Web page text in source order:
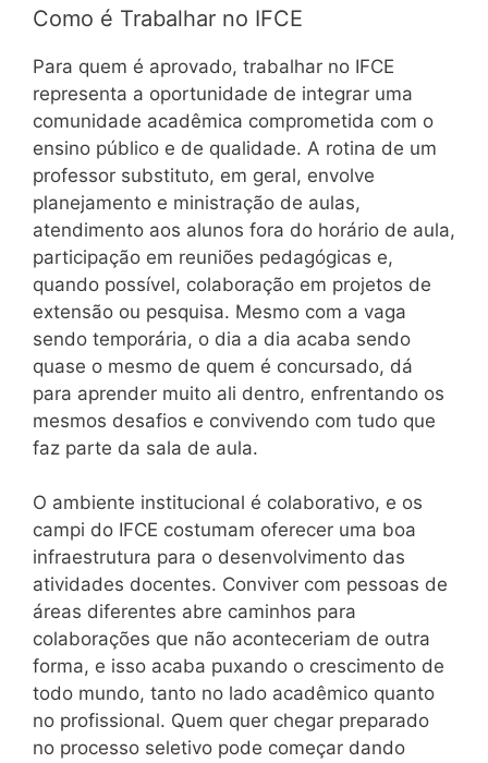
Como é Trabalhar no IFCE
Para quem é aprovado, trabalhar no IFCE
representa a oportunidade de integrar uma
comunidade acadêmica comprometida com o
ensino público e de qualidade. A rotina de um
professor substituto, em geral, envolve
planejamento e ministração de aulas,
atendimento aos alunos fora do horário de aula,
participação em reuniões pedagógicas e,
quando possível, colaboração em projetos de
extensão ou pesquisa. Mesmo com a vaga
sendo temporária, o dia a dia acaba sendo
quase o mesmo de quem é concursado, dá
para aprender muito ali dentro, enfrentando os
mesmos desafios e convivendo com tudo que
faz parte da sala de aula.
O ambiente institucional é colaborativo, e os
campi do IFCE costumam oferecer uma boa
infraestrutura para o desenvolvimento das
atividades docentes. Conviver com pessoas de
áreas diferentes abre caminhos para
colaborações que não aconteceriam de outra
forma, e isso acaba puxando o crescimento de
todo mundo, tanto no lado acadêmico quanto
no profissional. Quem quer chegar preparado
no processo seletivo pode começar dando